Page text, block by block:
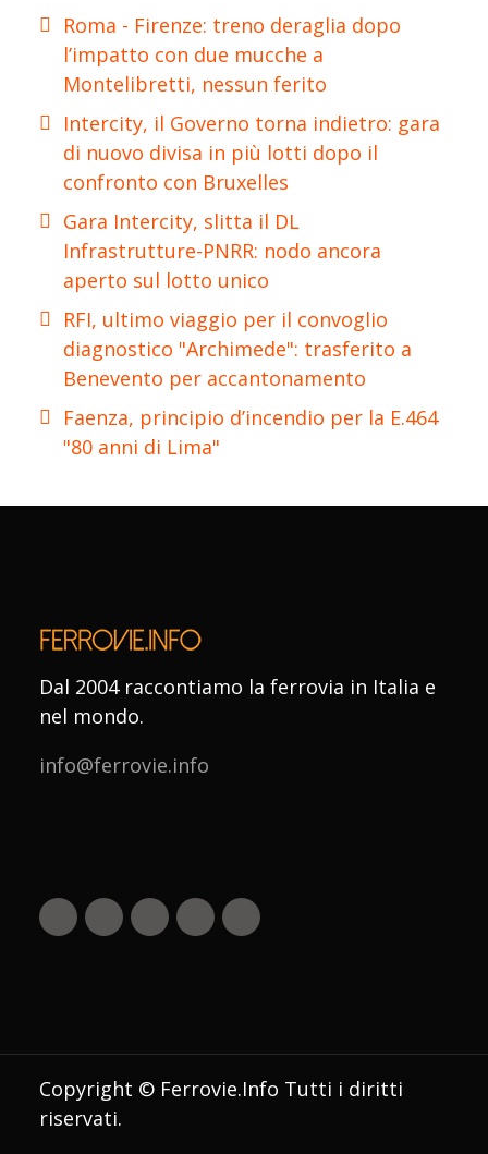
Roma - Firenze: treno deraglia dopo
l’impatto con due mucche a
Montelibretti, nessun ferito
Intercity, il Governo torna indietro: gara
di nuovo divisa in più lotti dopo il
confronto con Bruxelles
Gara Intercity, slitta il DL
Infrastrutture-PNRR: nodo ancora
aperto sul lotto unico
RFI, ultimo viaggio per il convoglio
diagnostico "Archimede": trasferito a
Benevento per accantonamento
Faenza, principio d’incendio per la E.464
"80 anni di Lima"
Dal 2004 raccontiamo la ferrovia in Italia e
nel mondo.
info@ferrovie.info
Copyright © Ferrovie.Info Tutti i diritti
riservati.